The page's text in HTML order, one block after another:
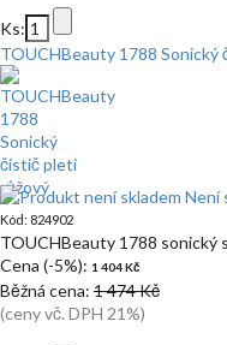
Ks:
TOUCHBeauty 1788 Sonický
Není
Kód: 824902
TOUCHBeauty 1788 sonický
Cena (-5%): 1 404 Kč
Běžná cena: 1 474 Kč
(ceny vč. DPH 21%)